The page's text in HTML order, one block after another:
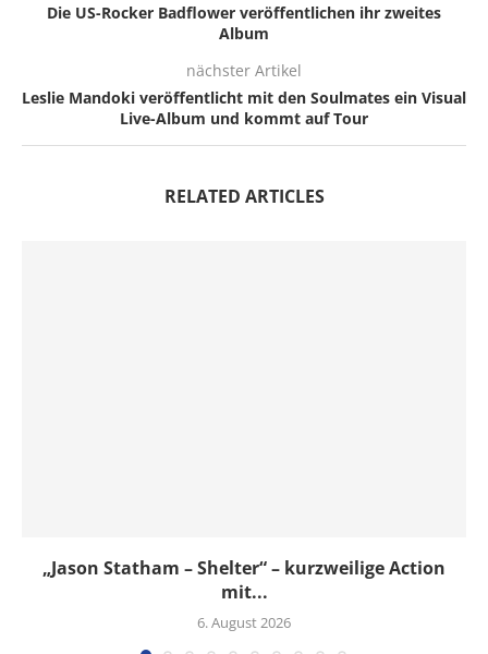
Die US-Rocker Badflower veröffentlichen ihr zweites
Album
nächster Artikel
Leslie Mandoki veröffentlicht mit den Soulmates ein Visual
Live-Album und kommt auf Tour
RELATED ARTICLES
„Jason Statham – Shelter“ – kurzweilige Action
mit...
6. August 2026